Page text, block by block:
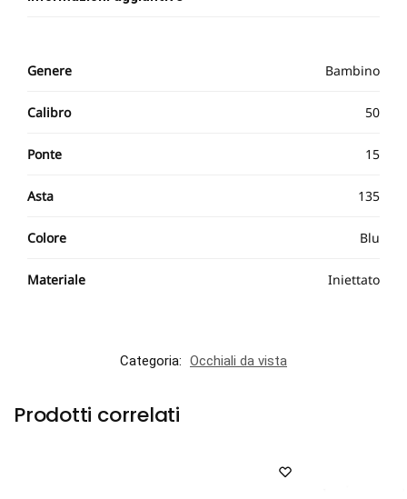
Genere Bambino
Calibro 50
Ponte 15
Asta 135
Colore Blu
Materiale Iniettato
Categoria: Occhiali da vista
Prodotti correlati